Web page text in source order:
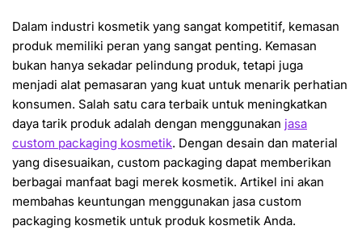
Dalam industri kosmetik yang sangat kompetitif, kemasan
produk memiliki peran yang sangat penting. Kemasan
bukan hanya sekadar pelindung produk, tetapi juga
menjadi alat pemasaran yang kuat untuk menarik perhatian
konsumen. Salah satu cara terbaik untuk meningkatkan
daya tarik produk adalah dengan menggunakan jasa
custom packaging kosmetik. Dengan desain dan material
yang disesuaikan, custom packaging dapat memberikan
berbagai manfaat bagi merek kosmetik. Artikel ini akan
membahas keuntungan menggunakan jasa custom
packaging kosmetik untuk produk kosmetik Anda.